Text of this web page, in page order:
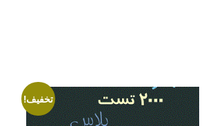
تخفیف!